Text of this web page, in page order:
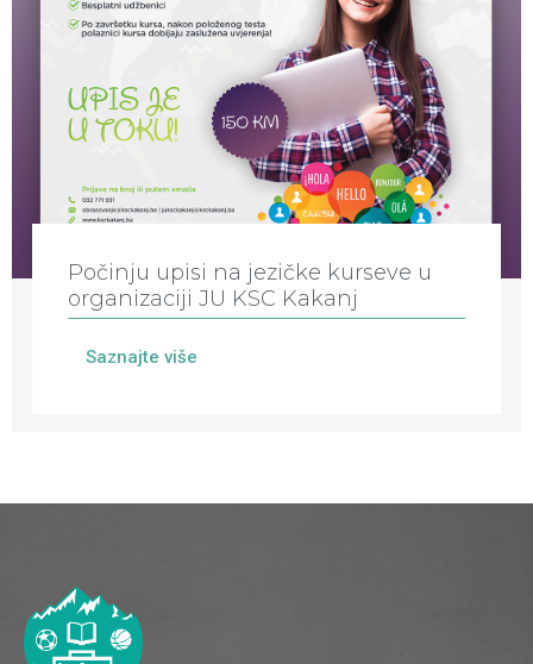
Počinju upisi na jezičke kurseve u
organizaciji JU KSC Kakanj
Saznajte više